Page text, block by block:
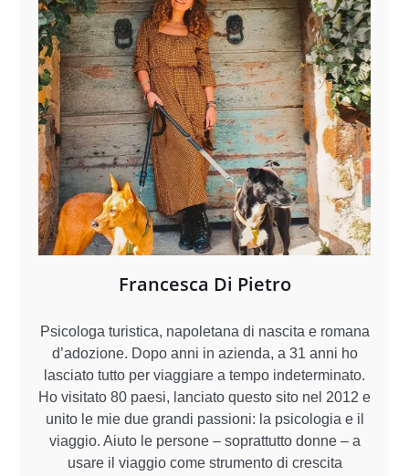
Francesca Di Pietro
Psicologa turistica, napoletana di nascita e romana
d’adozione. Dopo anni in azienda, a 31 anni ho
lasciato tutto per viaggiare a tempo indeterminato.
Ho visitato 80 paesi, lanciato questo sito nel 2012 e
unito le mie due grandi passioni: la psicologia e il
viaggio. Aiuto le persone – soprattutto donne – a
usare il viaggio come strumento di crescita